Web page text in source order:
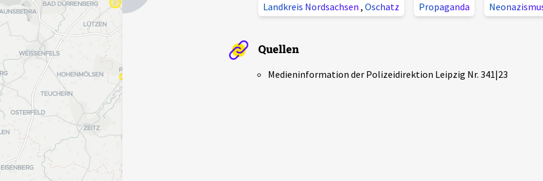
Landkreis Nordsachsen , Oschatz Propaganda
Quellen
Medieninformation der Polizeidirektion Leipzig Nr. 341|23